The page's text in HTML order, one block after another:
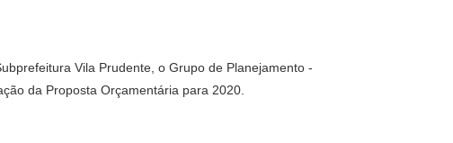
Vila Prudente, o Grupo de Planejamento -
da Proposta Orçamentária para 2020.